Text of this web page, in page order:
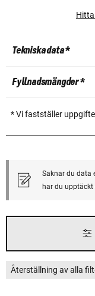
Tekniska data *
Fyllnadsmängder *
* Vi fastställer
Saknar du data
har du upptäckt
Återställning av alla